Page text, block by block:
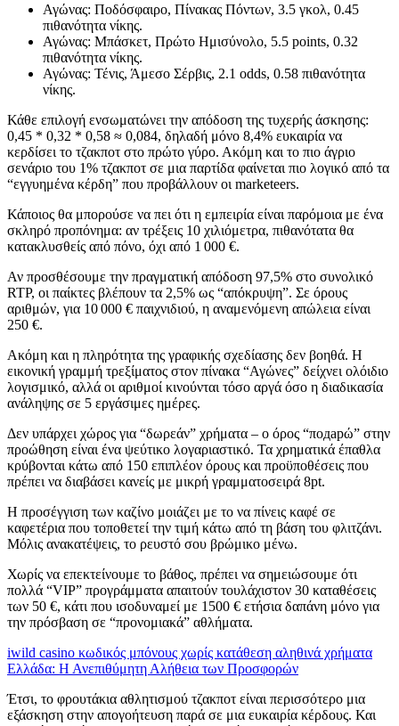
Αγώνας: Ποδόσφαιρο, Πίνακας Πόντων, 3.5 γκολ, 0.45
πιθανότητα νίκης.
Αγώνας: Μπάσκετ, Πρώτο Ημισύνολο, 5.5 points, 0.32
πιθανότητα νίκης.
Αγώνας: Τένις, Άμεσο Σέρβις, 2.1 odds, 0.58 πιθανότητα
νίκης.
Κάθε επιλογή ενσωματώνει την απόδοση της τυχερής άσκησης:
0,45 * 0,32 * 0,58 ≈ 0,084, δηλαδή μόνο 8,4% ευκαιρία να
κερδίσει το τζακποτ στο πρώτο γύρο. Ακόμη και το πιο άγριο
σενάριο του 1% τζακποτ σε μια παρτίδα φαίνεται πιο λογικό από τα
“εγγυημένα κέρδη” που προβάλλουν οι marketeers.
Κάποιος θα μπορούσε να πει ότι η εμπειρία είναι παρόμοια με ένα
σκληρό προπόνημα: αν τρέξεις 10 χιλιόμετρα, πιθανότατα θα
κατακλυσθείς από πόνο, όχι από 1 000 €.
Αν προσθέσουμε την πραγματική απόδοση 97,5% στο συνολικό
RTP, οι παίκτες βλέπουν τα 2,5% ως “απόκρυψη”. Σε όρους
αριθμών, για 10 000 € παιχνιδιού, η αναμενόμενη απώλεια είναι
250 €.
Ακόμη και η πληρότητα της γραφικής σχεδίασης δεν βοηθά. Η
εικονική γραμμή τρεξίματος στον πίνακα “Αγώνες” δείχνει ολόιδιο
λογισμικό, αλλά οι αριθμοί κινούνται τόσο αργά όσο η διαδικασία
ανάληψης σε 5 εργάσιμες ημέρες.
Δεν υπάρχει χώρος για “δωρεάν” χρήματα – ο όρος “πодарώ” στην
προώθηση είναι ένα ψεύτικο λογαριαστικό. Τα χρηματικά έπαθλα
κρύβονται κάτω από 150 επιπλέον όρους και προϋποθέσεις που
πρέπει να διαβάσει κανείς με μικρή γραμματοσειρά 8pt.
Η προσέγγιση των καζίνο μοιάζει με το να πίνεις καφέ σε
καφετέρια που τοποθετεί την τιμή κάτω από τη βάση του φλιτζάνι.
Μόλις ανακατέψεις, το ρευστό σου βρώμικο μένω.
Χωρίς να επεκτείνουμε το βάθος, πρέπει να σημειώσουμε ότι
πολλά “VIP” προγράμματα απαιτούν τουλάχιστον 30 καταθέσεις
των 50 €, κάτι που ισοδυναμεί με 1500 € ετήσια δαπάνη μόνο για
την πρόσβαση σε “προνομιακά” αθλήματα.
iwild casino κωδικός μπόνους χωρίς κατάθεση αληθινά χρήματα
Ελλάδα: Η Ανεπιθύμητη Αλήθεια των Προσφορών
Έτσι, το φρουτάκια αθλητισμού τζακποτ είναι περισσότερο μια
εξάσκηση στην απογοήτευση παρά σε μια ευκαιρία κέρδους. Και